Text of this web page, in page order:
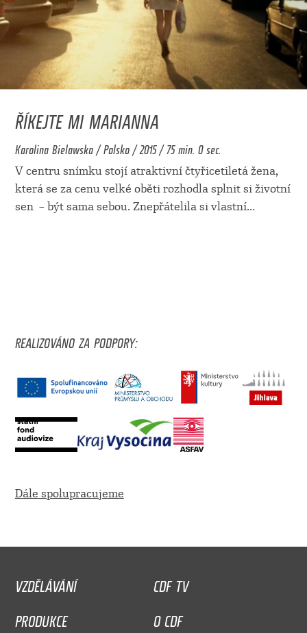
ŘÍKEJTE MI MARIANNA
Karolina Bielawska / Polsko / 2015 / 75 min. 0 sec.
V centru snímku stojí atraktivní čtyřicetiletá žena,
která se za cenu velké oběti rozhodla splnit si životní
sen – být sama sebou. Znepřátelila si vlastní...
REALIZOVÁNO ZA PODPORY:
Dále spolupracujeme
VZDĚLÁVÁNÍ
CDF TV
PRODUKCE
O CDF